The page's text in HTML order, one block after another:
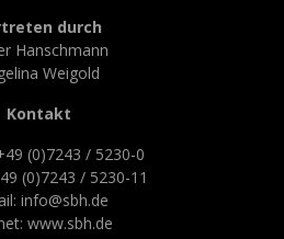
durch
Hanschmann
Weigold
Kontakt
(0)7243 / 5230-0
(0)7243 / 5230-11
info@sbh.de
www.sbh.de